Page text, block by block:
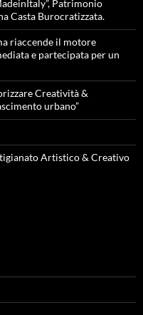
Patrimonio
Casta Burocratizzata.
riaccende il motore
e partecipata per un
Creatività &
urbano”
Artistico & Creativo